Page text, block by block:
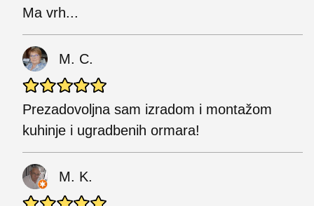
Ma vrh...
M. C.
Prezadovoljna sam izradom i montažom
kuhinje i ugradbenih ormara!
M. K.